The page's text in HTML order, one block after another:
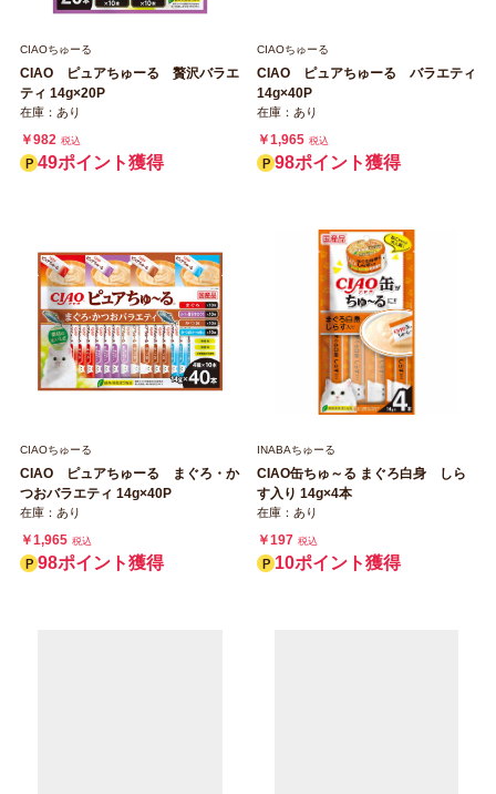
CIAOちゅーる
CIAO ピュアちゅーる 贅沢バラエ
ティ 14g×20P
在庫：あり
￥982 税込
49ポイント獲得
CIAOちゅーる
CIAO ピュアちゅーる バラエティ
14g×40P
在庫：あり
￥1,965 税込
98ポイント獲得
CIAOちゅーる
CIAO ピュアちゅーる まぐろ・か
つおバラエティ 14g×40P
在庫：あり
￥1,965 税込
98ポイント獲得
INABAちゅーる
CIAO缶ちゅ～る まぐろ白身 しら
す入り 14g×4本
在庫：あり
￥197 税込
10ポイント獲得